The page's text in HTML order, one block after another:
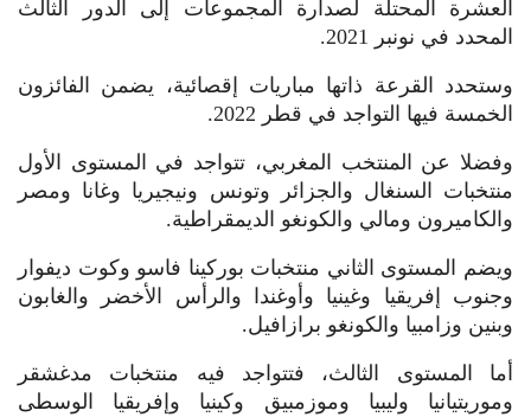
العشرة المحتلة لصدارة المجموعات إلى الدور الثالث
المحدد في نونبر 2021.
وستحدد القرعة ذاتها مباريات إقصائية، يضمن الفائزون
الخمسة فيها التواجد في قطر 2022.
وفضلا عن المنتخب المغربي، تتواجد في المستوى الأول
منتخبات السنغال والجزائر وتونس ونيجيريا وغانا ومصر
والكاميرون ومالي والكونغو الديمقراطية.
ويضم المستوى الثاني منتخبات بوركينا فاسو وكوت ديفوار
وجنوب إفريقيا وغينيا وأوغندا والرأس الأخضر والغابون
وبنين وزامبيا والكونغو برازافيل.
أما المستوى الثالث، فتتواجد فيه منتخبات مدغشقر
وموريتيانيا وليبيا وموزمبيق وكينيا وإفريقيا الوسطى